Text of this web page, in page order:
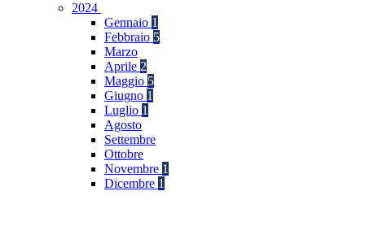
2024
Gennaio 1
Febbraio 5
Marzo
Aprile 2
Maggio 5
Giugno 1
Luglio 1
Agosto
Settembre
Ottobre
Novembre 1
Dicembre 1